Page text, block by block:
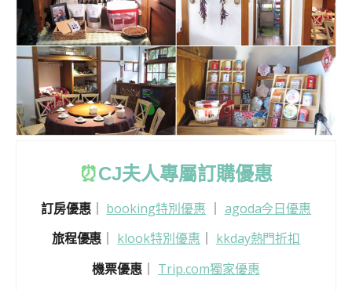
⏰CJ夫人專屬訂購優惠
訂房優惠｜ booking特別優惠
agoda今日優惠
旅程優惠
klook特別優惠
kkday熱門折扣
機票優惠
Trip.com獨家優惠